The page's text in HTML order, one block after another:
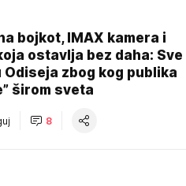
bojkot, IMAX kamera i
ostavlja bez daha: Sve
Odiseja zbog kog publika
širom sveta
8